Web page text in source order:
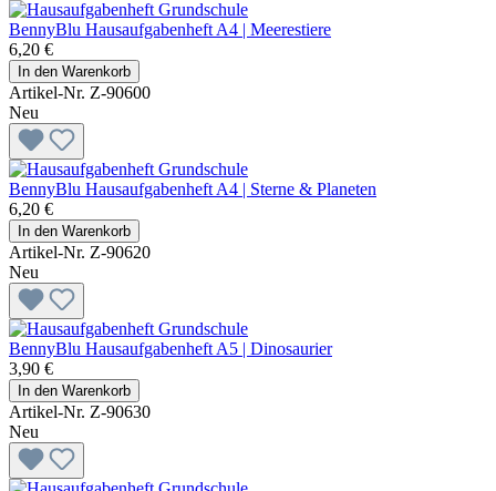
BennyBlu Hausaufgabenheft A4 | Meerestiere
6,20 €
In den Warenkorb
Artikel-Nr. Z-90600
Neu
BennyBlu Hausaufgabenheft A4 | Sterne & Planeten
6,20 €
In den Warenkorb
Artikel-Nr. Z-90620
Neu
BennyBlu Hausaufgabenheft A5 | Dinosaurier
3,90 €
In den Warenkorb
Artikel-Nr. Z-90630
Neu